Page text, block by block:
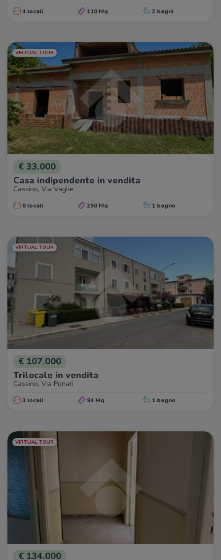
4 locali 110 Mq 2 bagni
VIRTUAL TOUR
€ 33.000
Casa indipendente in vendita
Cassino, Via Vaglie
6 locali 250 Mq 1 bagno
VIRTUAL TOUR
€ 107.000
Trilocale in vendita
Cassino, Via Ponari
3 locali 94 Mq 1 bagno
VIRTUAL TOUR
€ 134.000